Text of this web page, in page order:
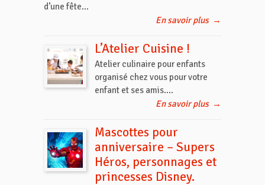
d’une fête...
En savoir plus →
L’Atelier Cuisine !
Atelier culinaire pour enfants
organisé chez vous pour votre
enfant et ses amis....
En savoir plus →
Mascottes pour
anniversaire – Supers
Héros, personnages et
princesses Disney.